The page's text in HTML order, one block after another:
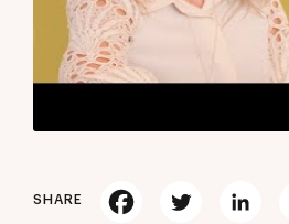
SHARE